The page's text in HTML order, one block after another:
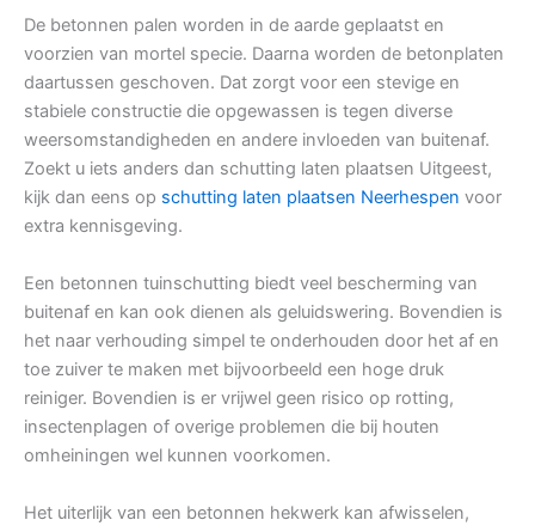
De betonnen palen worden in de aarde geplaatst en
voorzien van mortel specie. Daarna worden de betonplaten
daartussen geschoven. Dat zorgt voor een stevige en
stabiele constructie die opgewassen is tegen diverse
weersomstandigheden en andere invloeden van buitenaf.
Zoekt u iets anders dan schutting laten plaatsen Uitgeest,
kijk dan eens op schutting laten plaatsen Neerhespen voor
extra kennisgeving.
Een betonnen tuinschutting biedt veel bescherming van
buitenaf en kan ook dienen als geluidswering. Bovendien is
het naar verhouding simpel te onderhouden door het af en
toe zuiver te maken met bijvoorbeeld een hoge druk
reiniger. Bovendien is er vrijwel geen risico op rotting,
insectenplagen of overige problemen die bij houten
omheiningen wel kunnen voorkomen.
Het uiterlijk van een betonnen hekwerk kan afwisselen,